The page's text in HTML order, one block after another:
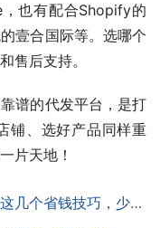
也有配合Shopify的
壹合国际等。选哪个
售后支持。
谱的代发平台，是打
铺、选好产品同样重
片天地！
钱技巧，少花冤枉钱！